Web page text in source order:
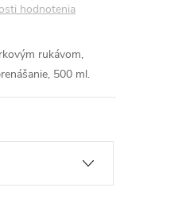
hodnotenia
rukávom,
500 ml.